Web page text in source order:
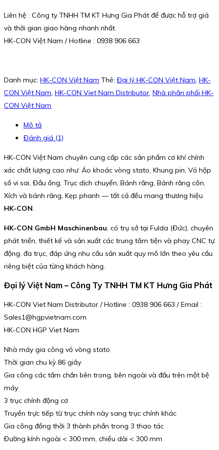
Liên hệ : Công ty TNHH TM KT Hưng Gia Phát để được hỗ trợ giá
và thời gian giao hàng nhanh nhất.
HK-CON Việt Nam / Hotline : 0938 906 663
Danh mục: HK-CON Việt Nam Thẻ: Đại lý HK-CON Việt Nam, HK-
CON Việt Nam, HK-CON Viet Nam Distributor, Nhà phân phối HK-
CON Việt Nam
Mô tả
Đánh giá (1)
HK-CON Việt Nam chuyên cung cấp các sản phẩm cơ khí chính
xác chất lượng cao như: Áo khoác vòng stato, Khung pin, Vỏ hộp
số vi sai, Đầu ống, Trục dịch chuyển, Bánh răng, Bánh răng côn,
Xích và bánh răng, Kẹp phanh — tất cả đều mang thương hiệu
HK-CON.
HK-CON GmbH Maschinenbau, có trụ sở tại Fulda (Đức), chuyên
phát triển, thiết kế và sản xuất các trung tâm tiện và phay CNC tự
động, đa trục, đáp ứng nhu cầu sản xuất quy mô lớn theo yêu cầu
riêng biệt của từng khách hàng.
Đại lý Việt Nam – Công Ty TNHH TM KT Hưng Gia Phát
HK-CON Viet Nam Distributor / Hotline : 0938 906 663 / Email :
Sales1@hgpvietnam.com
HK-CON HGP Viet Nam
Nhà máy gia công vỏ vòng stato
Thời gian chu kỳ 86 giây
Gia công các tấm chắn bên trong, bên ngoài và đầu trên một bệ
máy
3 trục chính động cơ
Truyền trực tiếp từ trục chính này sang trục chính khác
Gia công đồng thời 3 thành phần trong 3 thao tác
Đường kính ngoài < 300 mm, chiều dài < 300 mm